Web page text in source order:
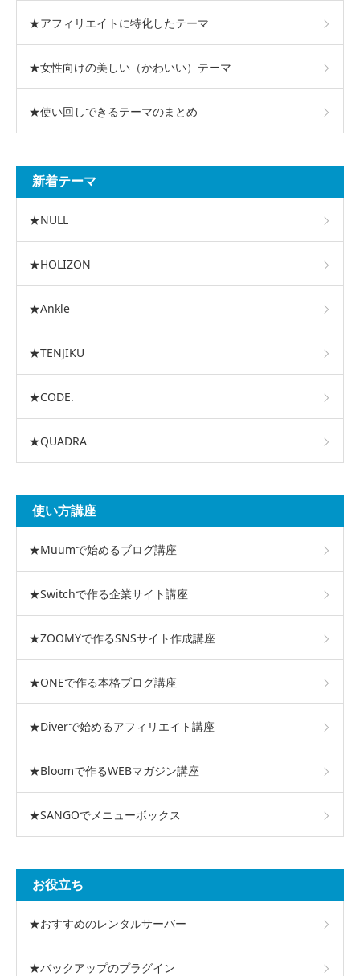
★アフィリエイトに特化したテーマ
★女性向けの美しい（かわいい）テーマ
★使い回しできるテーマのまとめ
新着テーマ
★NULL
★HOLIZON
★Ankle
★TENJIKU
★CODE.
★QUADRA
使い方講座
★Muumで始めるブログ講座
★Switchで作る企業サイト講座
★ZOOMYで作るSNSサイト作成講座
★ONEで作る本格ブログ講座
★Diverで始めるアフィリエイト講座
★Bloomで作るWEBマガジン講座
★SANGOでメニューボックス
お役立ち
★おすすめのレンタルサーバー
★バックアップのプラグイン